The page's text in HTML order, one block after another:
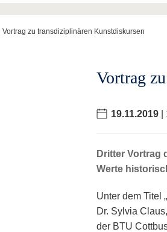
Vortrag zu transdiziplinären Kunstdiskursen
Vortrag
19.11.2019
Dritter Vortrag
Werte
Unter dem Titel
Dr. Sylvia
der BTU